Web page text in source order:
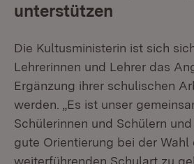
unterstützen
Die Kultusministerin ist sich
Lehrerinnen und Lehrer das
Ergänzung ihrer schulischen
werden. „Es ist unser
Schülerinnen und Schülern
gute Orientierung bei der Wahl
weiterführenden Schulart zu